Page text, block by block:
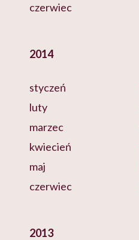
czerwiec
2014
styczeń
luty
marzec
kwiecień
maj
czerwiec
2013